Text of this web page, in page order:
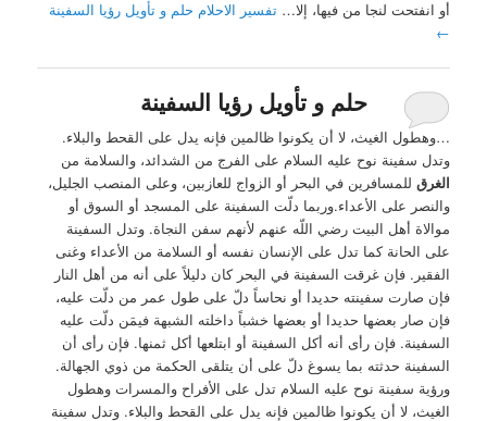
أو انفتحت لنجا من فيها، إلا…تفسير الاحلام حلم و تأويل رؤيا السفينة
←
حلم و تأويل رؤيا السفينة
…وهطول الغيث، لا أن يكونوا ظالمين فإنه يدل على القحط والبلاء.
وتدل سفينة نوح عليه السلام على الفرج من الشدائد، والسلامة من
الغرق للمسافرين في البحر أو الزواج للعازبين، وعلى المنصب الجليل،
والنصر على الأعداء.وربما دلّت السفينة على المسجد أو السوق أو
موالاة أهل البيت رضي اللّه عنهم لأنهم سفن النجاة. وتدل السفينة
على الحانة كما تدل على الإنسان نفسه أو السلامة من الأعداء وغنى
الفقير. فإن غرقت السفينة في البحر كان دليلاً على أنه من أهل النار
فإن صارت سفينته حديدا أو نحاساً دلّ على طول عمر من دلّت عليه،
فإن صار بعضها حديدا أو بعضها خشباً داخلته الشبهة فيمَن دلّت عليه
السفينة. فإن رأى أنه أكل السفينة أو ابتلعها أكل ثمنها. فإن رأى أن
السفينة حدثته بما يسوغ دلّ على أن يتلقى الحكمة من ذوي الجهالة.
ورؤية سفينة نوح عليه السلام تدل على الأفراح والمسرات وهطول
الغيث، لا أن يكونوا ظالمين فإنه يدل على القحط والبلاء. وتدل سفينة